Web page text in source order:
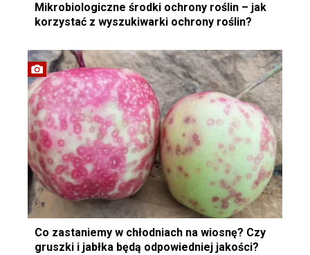
Mikrobiologiczne środki ochrony roślin – jak
korzystać z wyszukiwarki ochrony roślin?
Co zastaniemy w chłodniach na wiosnę? Czy
gruszki i jabłka będą odpowiedniej jakości?